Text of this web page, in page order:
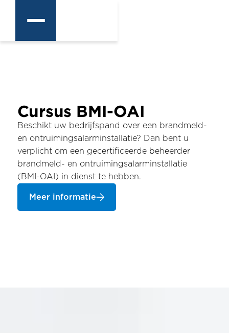
Cursus BMI-OAI
Beschikt uw bedrijfspand over een brandmeld-
en ontruimingsalarminstallatie? Dan bent u
verplicht om een gecertificeerde beheerder
brandmeld- en ontruimingsalarminstallatie
(BMI-OAI) in dienst te hebben.
Meer informatie